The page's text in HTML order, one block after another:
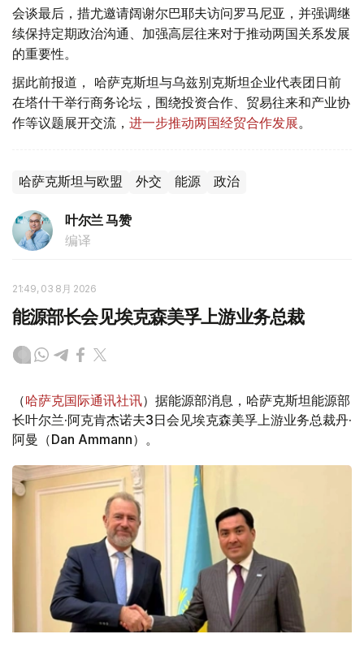
会谈最后，措尤邀请阔谢尔巴耶夫访问罗马尼亚，并强调继
续保持定期政治沟通、加强高层往来对于推动两国关系发展
的重要性。
据此前报道， 哈萨克斯坦与乌兹别克斯坦企业代表团日前
在塔什干举行商务论坛，围绕投资合作、贸易往来和产业协
作等议题展开交流， 进一步推动两国经贸合作发展。
哈萨克斯坦与欧盟 外交 能源 政治
叶尔兰 马赞
编译
21:49, 03 8月 2026
能源部长会见埃克森美孚上游业务总裁
（哈萨克国际通讯社讯）据能源部消息，哈萨克斯坦能源部
长叶尔兰·阿克肯杰诺夫3日会见埃克森美孚上游业务总裁丹·
阿曼（Dan Ammann）。